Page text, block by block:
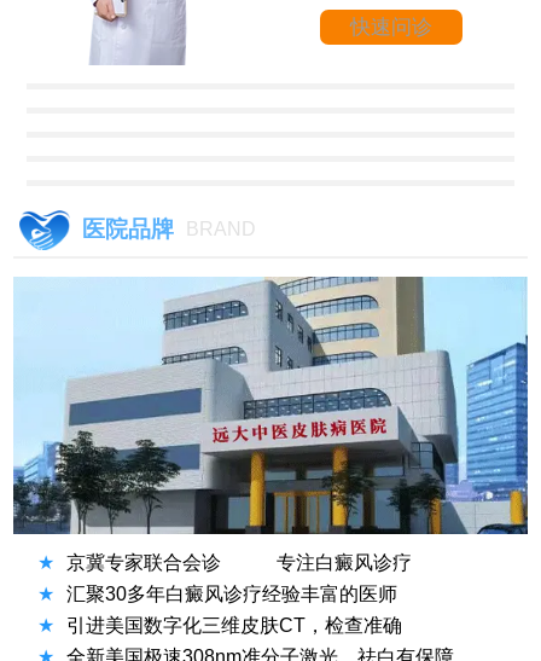
快速问诊
医院品牌 BRAND
★ 京冀专家联合会诊
专注白癜风诊疗
★
汇聚30多年白癜风诊疗经验丰富的医师
★
引进美国数字化三维皮肤CT，检查准确